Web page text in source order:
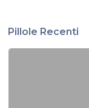
Pillole Recenti